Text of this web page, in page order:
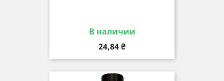
В наличии
Цена
24,84 ₴